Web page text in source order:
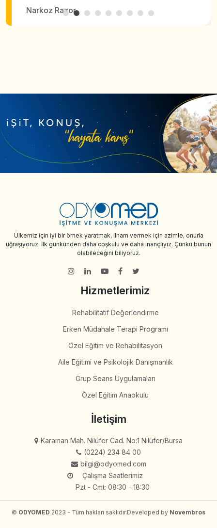
Narkoz Razor
Ülkemiz için iyi bir örnek yaratmak, ilham vermek için azimle, onurla
uğraşıyoruz. İlk günkünden daha coşkulu ve daha inançlıyız. Çünkü bunun
olabileceğini biliyoruz.
Hizmetlerimiz
Rehabilitatif Değerlendirme
Erken Müdahale Terapi Programı
Özel Eğitim ve Rehabilitasyon
Aile Eğitimi ve Psikolojik Danışmanlık
Grup Seans Uygulamaları
Özel Eğitim Anaokulu
İletişim
Karaman Mah. Nilüfer Cad. No:1 Nilüfer/Bursa
(0224) 234 84 00
bilgi@odyomed.com
Çalışma Saatlerimiz
Pzt - Cmt: 08:30 - 18:30
© ODYOMED 2023 - Tüm hakları saklıdır.Developed by Novembros